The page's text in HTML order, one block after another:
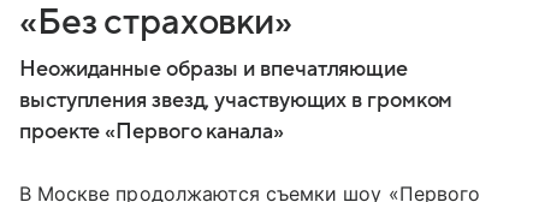
«Без страховки»
Неожиданные образы и впечатляющие
выступления звезд, участвующих в громком
проекте «Первого канала»
В Москве продолжаются съемки шоу «Первого